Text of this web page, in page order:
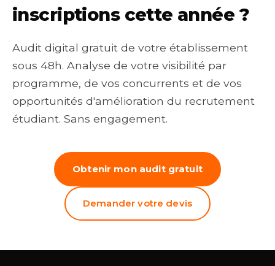
inscriptions cette année ?
Audit digital gratuit de votre établissement
sous 48h. Analyse de votre visibilité par
programme, de vos concurrents et de vos
opportunités d'amélioration du recrutement
étudiant. Sans engagement.
Obtenir mon audit gratuit
Demander votre devis